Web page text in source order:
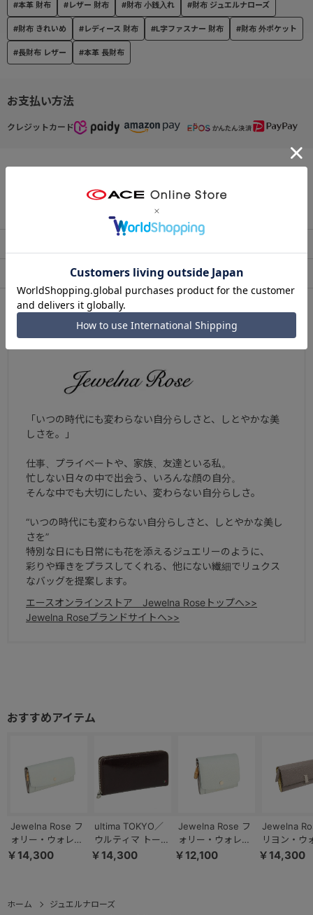
お支払い方法
クレジットカード
この商品について問い合わせる
アフターサービス お買い物ガイド
#本革 財布 #レザー 財布 #財布 小銭入れ #財布 ジュエルナローズ
#財布 きれいめ #レディース 財布 #L字ファスナー 財布 #財布 外ポケット
#長財布 レザー #本革 長財布
ブランドについて
「いつの時代にも変わらない自分らしさと、しとやかな美
しさを。」
仕事、プライベートや、家族、友達といる私。
忙しない日々の中で出会う、いろんな顔の自分。
そんな中でも大切にしたい、変わらない自分らしさ。
“いつの時代にも変わらない自分らしさと、しとやかな美し
さを”
特別な日にも日常にも花を添えるジュエリーのように、
彩りや輝きをプラスしてくれる、他にない繊細でリュクス
なバッグを提案します。
エースオンラインストア Jewelna Roseトップへ>>
Jewelna Roseブランドサイトへ>>
Jewelna Rose フ
ォリー・ウォレッ
ト 本革 長財布
￥14,300
ultima TOKYO／
ウルティマ トーキ
ョー ゼウス ラウ
￥14,300
Jewelna Rose フ
ォリー・ウォレッ
ト 本革 二つ折り
￥12,100
Jewelna
リヨン・ウ
ト 本革 長
￥14,300
ホーム
ジュエルナローズ